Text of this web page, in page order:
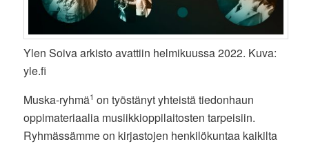
Ylen Soiva arkisto avattiin helmikuussa 2022. Kuva:
yle.fi
Muska-ryhmä1 on työstänyt yhteistä tiedonhaun
oppimateriaalia musiikkioppilaitosten tarpeisiin.
Ryhmässämme on kirjastojen henkilökuntaa kaikilta